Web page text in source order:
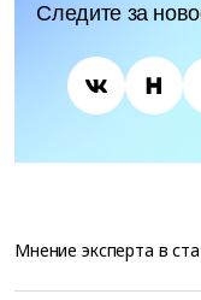
Следите за
Мнение эксперта в